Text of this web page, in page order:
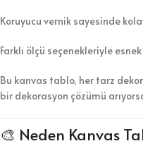
Koruyucu vernik sayesinde
Farklı ölçü seçenekleriyle
Bu kanvas tablo, her tarz
bir dekorasyon çözümü
🎨 Neden Kanvas